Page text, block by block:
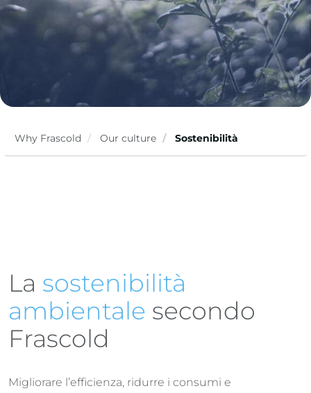
Why Frascold Our culture Sostenibilità
La sostenibilità
ambientale secondo
Frascold
Migliorare l’efficienza, ridurre i consumi e